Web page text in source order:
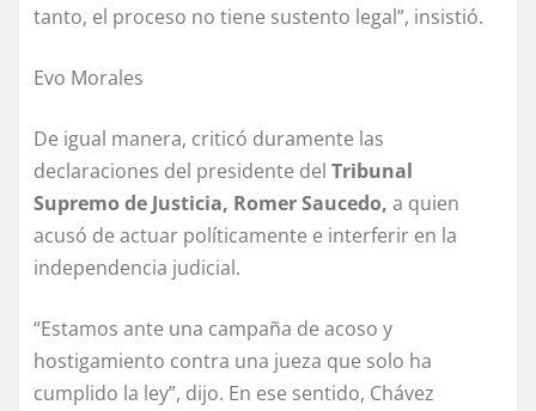
tanto, el proceso no tiene sustento legal”, insistió.
Evo Morales
De igual manera, criticó duramente las
declaraciones del presidente del Tribunal
Supremo de Justicia, Romer Saucedo, a quien
acusó de actuar políticamente e interferir en la
independencia judicial.
“Estamos ante una campaña de acoso y
hostigamiento contra una jueza que solo ha
cumplido la ley”, dijo. En ese sentido, Chávez